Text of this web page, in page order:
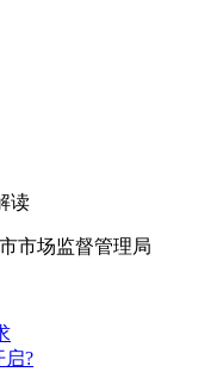
读
市场监督管理局
启?